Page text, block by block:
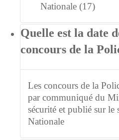
Nationale (17)
Quelle est la date
concours de la
Les concours de la
par communiqué du
sécurité et publié sur le
Nationale